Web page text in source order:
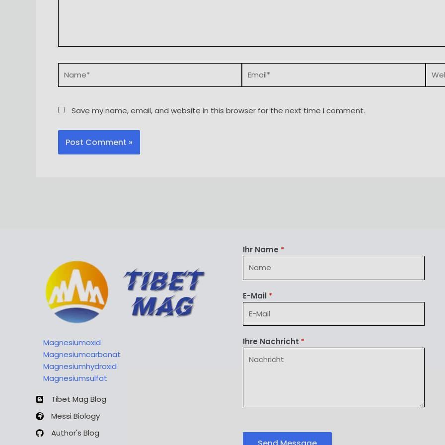
Save my name, email, and website in this browser for the next time I comment.
Magnesiumoxid
Magnesiumcarbonat
Magnesiumhydroxid
Magnesiumsulfat
Tibet Mag Blog
Messi Biology
Author's Blog
Ihr Name *
E-Mail *
Ihre Nachricht *